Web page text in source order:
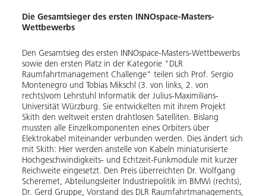
Die Gesamtsieger des ersten INNOspace-Masters-
Wettbewerbs
Den Gesamtsieg des ersten INNOspace-Masters-Wettbewerbs
sowie den ersten Platz in der Kategorie "DLR
Raumfahrtmanagement Challenge" teilen sich Prof. Sergio
Montenegro und Tobias Mikschl (3. von links, 2. von
rechts)vom Lehrstuhl Informatik der Julius-Maximilians-
Universität Würzburg. Sie entwickelten mit ihrem Projekt
Skith den weltweit ersten drahtlosen Satelliten. Bislang
mussten alle Einzelkomponenten eines Orbiters über
Elektrokabel miteinander verbunden werden. Dies ändert sich
mit Skith: Hier werden anstelle von Kabeln miniaturisierte
Hochgeschwindigkeits- und Echtzeit-Funkmodule mit kurzer
Reichweite eingesetzt. Den Preis überreichten Dr. Wolfgang
Scheremet, Abteilungsleiter Industriepolitik im BMWi (rechts),
Dr. Gerd Gruppe, Vorstand des DLR Raumfahrtmanagements,